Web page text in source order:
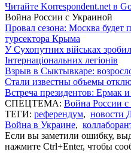
Читайте Korrespondent.net в
Война России с Украиной
Провал сезона: Москва будет
турсектора Крыма
У Сухопутних військах
Інтернаціональних легіонів
Взрыв в Сыктывкаре:
Стали известны объемы
Встреча президентов: Ермак
СПЕЦТЕМА: Война России
ТЕГИ: референдум, новости
Война в Украине,
Если вы заметили ошибку,
нажмите Ctrl+Enter, чтобы